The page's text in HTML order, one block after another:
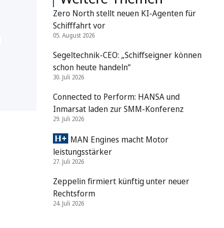
Zero North stellt neuen KI-Agenten für
Schifffahrt vor
05. August 2026
Segeltechnik-CEO: „Schiffseigner können
schon heute handeln“
30. Juli 2026
Connected to Perform: HANSA und
Inmarsat laden zur SMM-Konferenz
29. Juli 2026
MAN Engines macht Motor
leistungsstärker
27. Juli 2026
Zeppelin firmiert künftig unter neuer
Rechtsform
24. Juli 2026